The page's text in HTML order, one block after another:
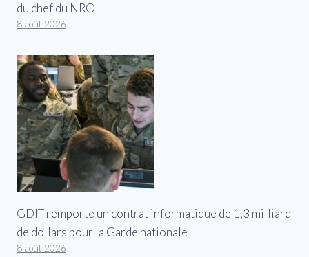
du chef du NRO
8 août 2026
GDIT remporte un contrat informatique de 1,3 milliard
de dollars pour la Garde nationale
8 août 2026